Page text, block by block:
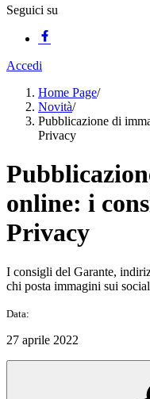
Seguici su
Accedi
Home Page/
Novità/
Pubblicazione di
Privacy
online: i
Privacy
I consigli del Garante,
chi posta immagini sui
Data:
27 aprile 2022